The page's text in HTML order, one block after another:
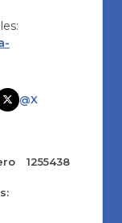
@X
1255438